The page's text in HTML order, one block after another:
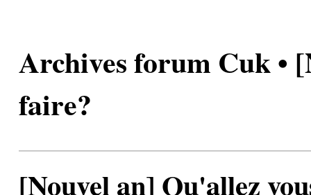
Archives forum Cuk •
faire?
[Nouvel an] Qu'allez